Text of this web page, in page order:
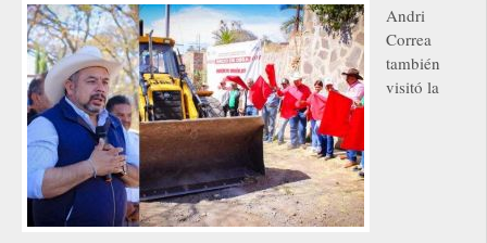
Andri
Correa
también
visitó la